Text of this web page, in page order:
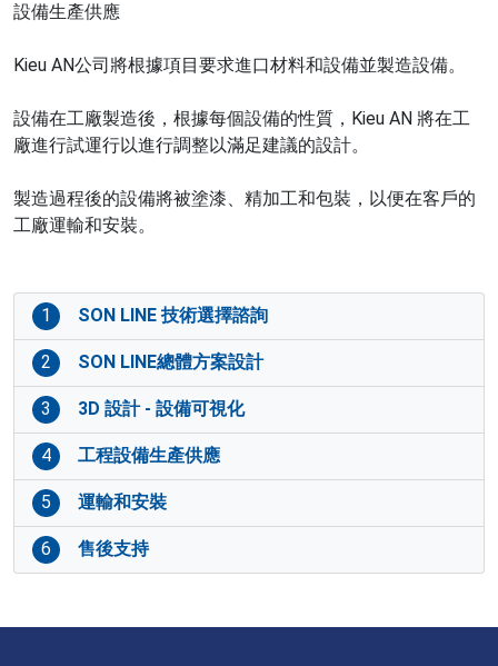
設備生產供應
Kieu AN公司將根據項目要求進口材料和設備並製造設備。
設備在工廠製造後，根據每個設備的性質，Kieu AN 將在工
廠進行試運行以進行調整以滿足建議的設計。
製造過程後的設備將被塗漆、精加工和包裝，以便在客戶的
工廠運輸和安裝。
1 SON LINE 技術選擇諮詢
2 SON LINE總體方案設計
3 3D 設計 - 設備可視化
4 工程設備生產供應
5 運輸和安裝
6 售後支持